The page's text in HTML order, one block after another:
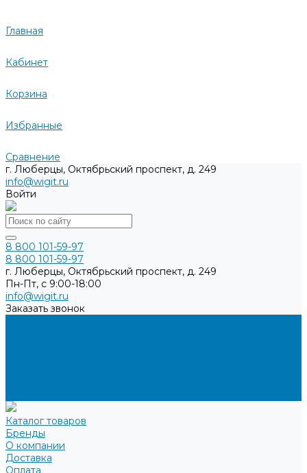
Главная
Кабинет
Корзина
Избранные
Сравнение
г. Люберцы, Октябрьский проспект, д. 249
info@wigit.ru
Войти
8 800 101-59-97
8 800 101-59-97
г. Люберцы, Октябрьский проспект, д. 249
Пн-Пт, с 9:00-18:00
info@wigit.ru
Заказать звонок
Каталог товаров
Бренды
О компании
Доставка
Оплата